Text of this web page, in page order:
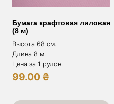
Бумага крафтовая лиловая
(8 м)
Высота 68 см.
Длина 8 м.
Цена за 1 рулон.
99.00 ₴